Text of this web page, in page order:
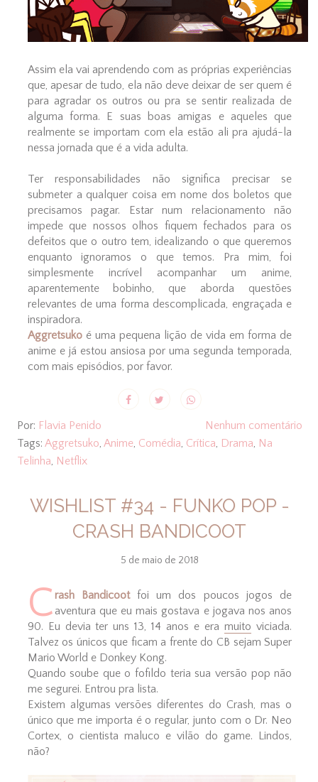
Assim ela vai aprendendo com as próprias experiências
que, apesar de tudo, ela não deve deixar de ser quem é
para agradar os outros ou pra se sentir realizada de
alguma forma. E suas boas amigas e aqueles que
realmente se importam com ela estão ali pra ajudá-la
nessa jornada que é a vida adulta.
Ter responsabilidades não significa precisar se
submeter a qualquer coisa em nome dos boletos que
precisamos pagar. Estar num relacionamento não
impede que nossos olhos fiquem fechados para os
defeitos que o outro tem, idealizando o que queremos
enquanto ignoramos o que temos. Pra mim, foi
simplesmente incrível acompanhar um anime,
aparentemente bobinho, que aborda questões
relevantes de uma forma descomplicada, engraçada e
inspiradora.
Aggretsukoé uma pequena lição de vida em forma de
anime e já estou ansiosa por uma segunda temporada,
com mais episódios, por favor.
Por: Flavia Penido
Nenhum comentário
Tags: Aggretsuko, Anime, Comédia, Crítica, Drama, Na
Telinha, Netflix
WISHLIST #34 - FUNKO POP -
CRASH BANDICOOT
5 de maio de 2018
C rash Bandicootfoi um dos poucos jogos de
aventura que eu mais gostava e jogava nos anos
90. Eu devia ter uns 13, 14 anos e eramuito viciada.
Talvez os únicos que ficam a frente do CB sejam Super
Mario World e Donkey Kong.
Quando soube que o fofildo teria sua versão pop não
me segurei. Entrou pra lista.
Existem algumas versões diferentes do Crash, mas o
único que me importa é o regular, junto com o Dr. Neo
Cortex, o cientista maluco e vilão do game. Lindos,
não?